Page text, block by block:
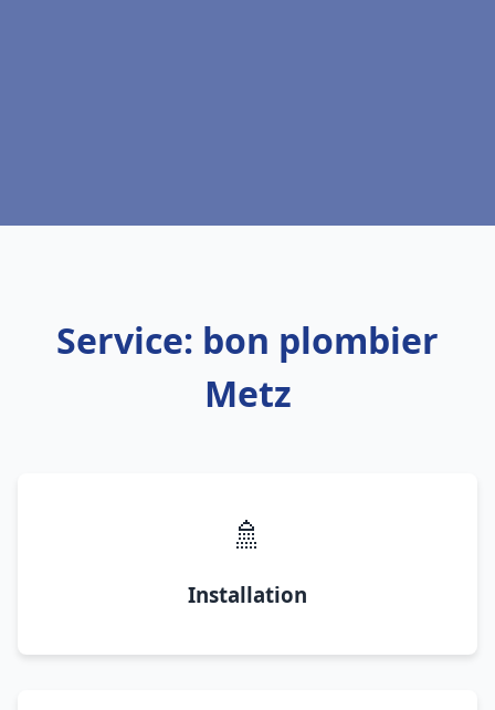
Service: bon plombier
Metz
🚿
Installation